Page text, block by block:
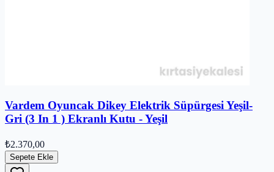
Vardem Oyuncak Dikey Elektrik Süpürgesi Yeşil-
Gri (3 In 1 ) Ekranlı Kutu - Yeşil
₺2.370,00
Sepete Ekle